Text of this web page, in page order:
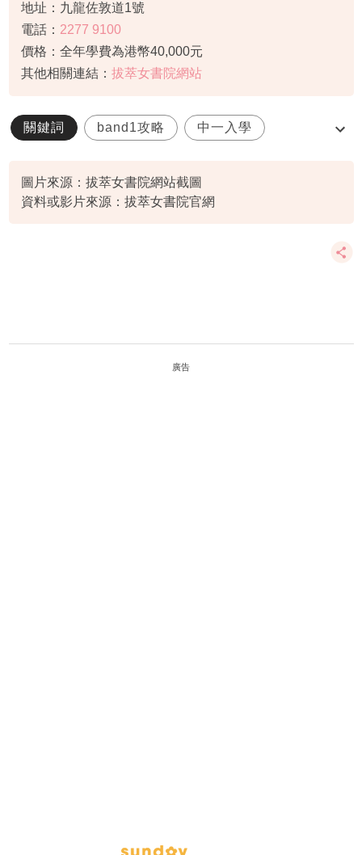
地址：九龍佐敦道1號
電話： 2277 9100
價格：全年學費為港幣40,000元
其他相關連結： 拔萃女書院網站
關鍵詞 band1攻略 中一入學
圖片來源：拔萃女書院網站截圖
資料或影片來源：拔萃女書院官網
廣告